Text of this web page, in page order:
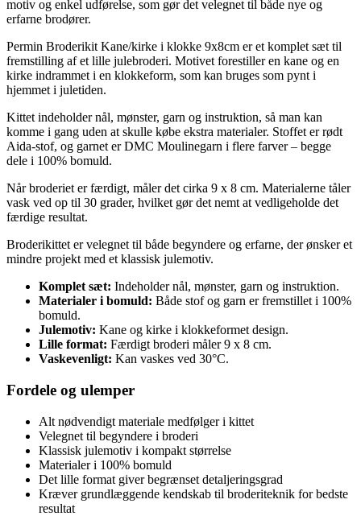
motiv og enkel udførelse, som gør det velegnet til både nye og
erfarne brodører.
Permin Broderikit Kane/kirke i klokke 9x8cm er et komplet sæt til
fremstilling af et lille julebroderi. Motivet forestiller en kane og en
kirke indrammet i en klokkeform, som kan bruges som pynt i
hjemmet i juletiden.
Kittet indeholder nål, mønster, garn og instruktion, så man kan
komme i gang uden at skulle købe ekstra materialer. Stoffet er rødt
Aida-stof, og garnet er DMC Moulinegarn i flere farver – begge
dele i 100% bomuld.
Når broderiet er færdigt, måler det cirka 9 x 8 cm. Materialerne tåler
vask ved op til 30 grader, hvilket gør det nemt at vedligeholde det
færdige resultat.
Broderikittet er velegnet til både begyndere og erfarne, der ønsker et
mindre projekt med et klassisk julemotiv.
Komplet sæt: Indeholder nål, mønster, garn og instruktion.
Materialer i bomuld: Både stof og garn er fremstillet i 100%
bomuld.
Julemotiv: Kane og kirke i klokkeformet design.
Lille format: Færdigt broderi måler 9 x 8 cm.
Vaskevenligt: Kan vaskes ved 30°C.
Fordele og ulemper
Alt nødvendigt materiale medfølger i kittet
Velegnet til begyndere i broderi
Klassisk julemotiv i kompakt størrelse
Materialer i 100% bomuld
Det lille format giver begrænset detaljeringsgrad
Kræver grundlæggende kendskab til broderiteknik for bedste
resultat